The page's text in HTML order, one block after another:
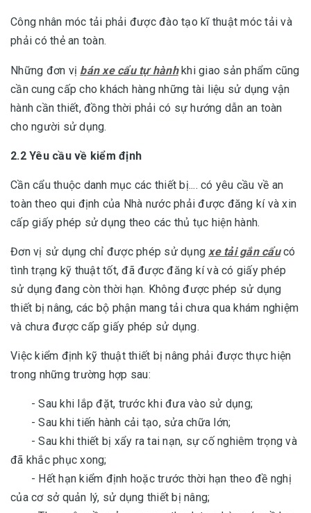
Công nhân móc tải phải được đào tạo kĩ thuật móc tải và
phải có thẻ an toàn.
Những đơn vị bán xe cẩu tự hànhkhi giao sản phẩm cũng
cần cung cấp cho khách hàng những tài liệu sử dụng vận
hành cần thiết, đồng thời phải có sự hướng dẫn an toàn
cho người sử dụng.
2.2 Yêu cầu về kiểm định
Cần cẩu thuộc danh mục các thiết bị.... có yêu cầu về an
toàn theo qui định của Nhà nước phải được đăng kí và xin
cấp giấy phép sử dụng theo các thủ tục hiện hành.
Đơn vị sử dụng chỉ được phép sử dụng xe tải gắn cẩucó
tình trạng kỹ thuật tốt, đã được đăng kí và có giấy phép
sử dụng đang còn thời hạn. Không được phép sử dụng
thiết bị nâng, các bộ phận mang tải chưa qua khám nghiệm
và chưa được cấp giấy phép sử dụng.
Việc kiểm định kỹ thuật thiết bị nâng phải được thực hiện
trong những trường hợp sau:
- Sau khi lắp đặt, trước khi đưa vào sử dụng;
- Sau khi tiến hành cải tạo, sửa chữa lớn;
- Sau khi thiết bị xẩy ra tai nạn, sự cố nghiêm trọng và
đã khắc phục xong;
- Hết hạn kiểm định hoặc trước thời hạn theo đề nghị
của cơ sở quản lý, sử dụng thiết bị nâng;